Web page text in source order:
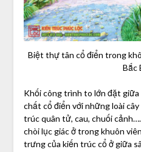
Biệt thự tân cổ điển trong
Bắc
Khối công trình to lớn đặt giữa
chất cổ điển với những loài
trúc quân tử, cau, chuối
chòi lục giác ở trong khuôn
trưng của kiến trúc cổ ở giữa